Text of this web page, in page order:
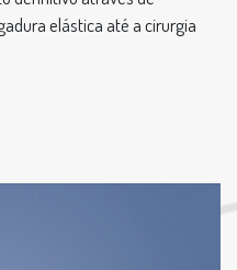
elástica até a cirurgia